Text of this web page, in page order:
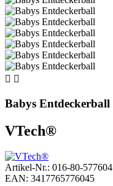
 
Babys Entdeckerball
VTech®
Artikel-Nr.: 016-80-577604
EAN: 3417765776045